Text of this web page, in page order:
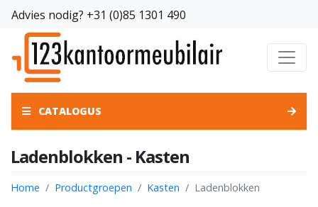
Advies nodig? +31 (0)85 1301 490
CATALOGUS
Ladenblokken - Kasten
Home Productgroepen Kasten Ladenblokken